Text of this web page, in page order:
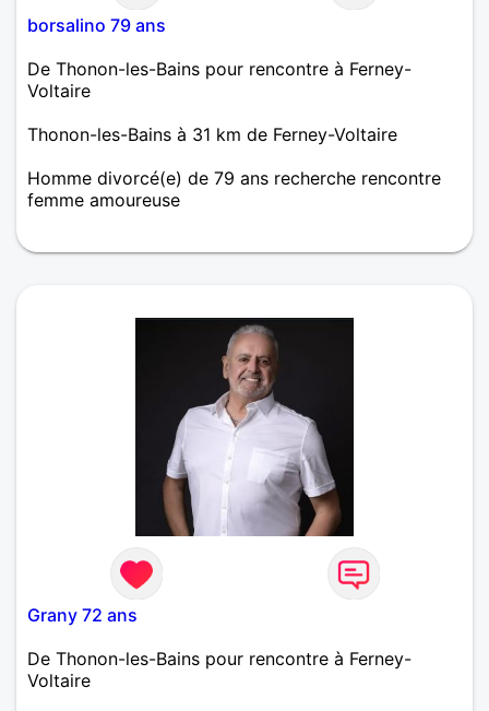
borsalino 79 ans
De Thonon-les-Bains pour rencontre à Ferney-
Voltaire
Thonon-les-Bains à 31 km de Ferney-Voltaire
Homme divorcé(e) de 79 ans recherche rencontre
femme amoureuse
cherche sa dame de coeur,mince et féminine pour
Grany 72 ans
De Thonon-les-Bains pour rencontre à Ferney-
Voltaire